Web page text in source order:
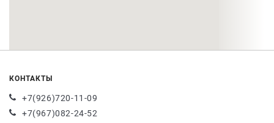
КОНТАКТЫ
+7(926)720-11-09
+7(967)082-24-52